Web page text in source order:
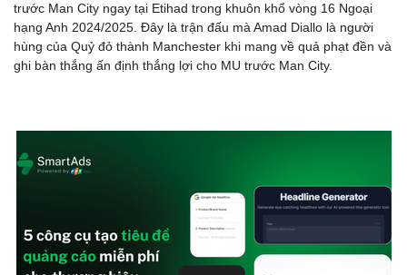
trước Man City ngay tại Etihad trong khuôn khổ vòng 16 Ngoại
hạng Anh 2024/2025. Đây là trận đấu mà Amad Diallo là người
hùng của Quỷ đỏ thành Manchester khi mang về quả phạt đền và
ghi bàn thắng ấn định thắng lợi cho MU trước Man City.